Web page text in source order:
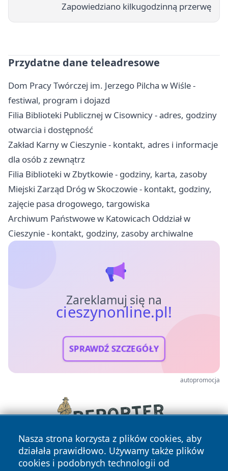
Zapowiedziano kilkugodzinną przerwę
Przydatne dane teleadresowe
Dom Pracy Twórczej im. Jerzego Pilcha w Wiśle -
festiwal, program i dojazd
Filia Biblioteki Publicznej w Cisownicy - adres, godziny
otwarcia i dostępność
Zakład Karny w Cieszynie - kontakt, adres i informacje
dla osób z zewnątrz
Filia Biblioteki w Zbytkowie - godziny, karta, zasoby
Miejski Zarząd Dróg w Skoczowie - kontakt, godziny,
zajęcie pasa drogowego, targowiska
Archiwum Państwowe w Katowicach Oddział w
Cieszynie - kontakt, godziny, zasoby archiwalne
Zareklamuj się na
cieszynonline.pl!
SPRAWDŹ SZCZEGÓŁY
autopromocja
Nasza strona korzysta z plików cookies, aby
działała prawidłowo. Używamy także plików
cookies i podobnych technologii od